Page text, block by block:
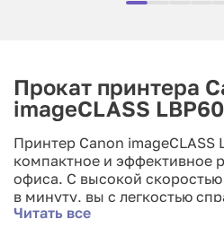
Прокат принтера
imageCLASS
Принтер Canon imageCLASS
компактное и эффективное
офиса. С высокой
в минуту, вы с легкостью
объемом работы.
Читать все